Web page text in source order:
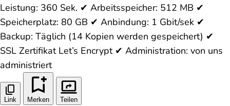
Leistung: 360 Sek. ✔ Arbeitsspeicher: 512 MB ✔
Speicherplatz: 80 GB ✔ Anbindung: 1 Gbit/sek ✔
Backup: Täglich (14 Kopien werden gespeichert) ✔
SSL Zertifikat Let’s Encrypt ✔ Administration: von uns
administriert
Link Merken Teilen